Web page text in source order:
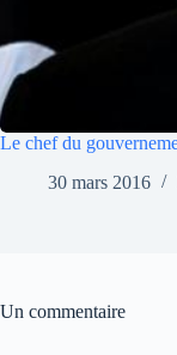
Le chef du
30 mars 2016
Un commentaire